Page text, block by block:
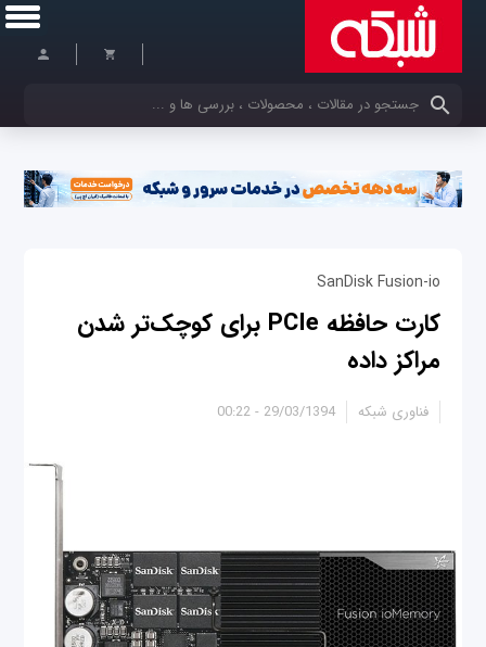
کلمات کلیدی خود را وارد کنید
SanDisk Fusion-io
کارت حافظه PCIe برای کوچک‌تر شدن
مراکز داده
29/03/1394 - 00:22 فناوری شبکه